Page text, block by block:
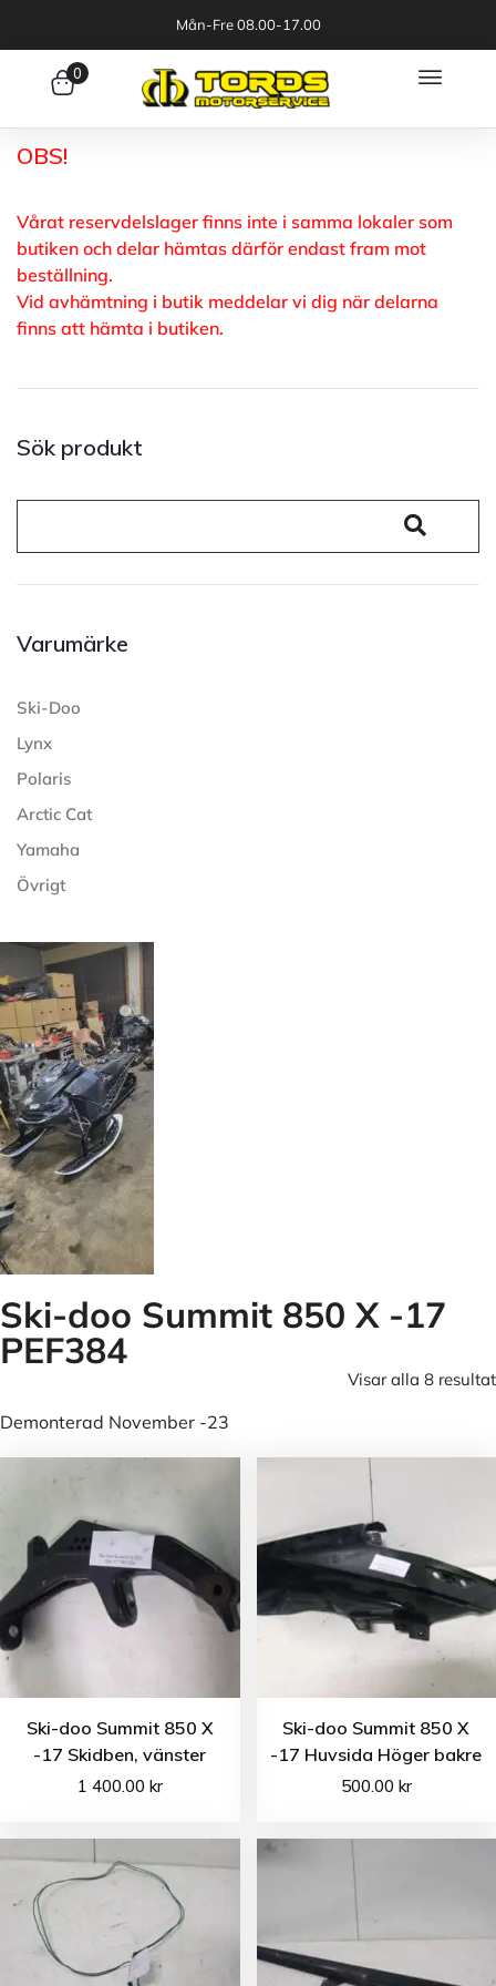
Mån-Fre 08.00-17.00
0
OBS!
Vårat reservdelslager finns inte i samma lokaler som
butiken och delar hämtas därför endast fram mot
beställning.
Vid avhämtning i butik meddelar vi dig när delarna
finns att hämta i butiken.
Sök produkt
Varumärke
Ski-Doo
Lynx
Polaris
Arctic Cat
Yamaha
Övrigt
Ski-doo Summit 850 X -17
PEF384
Visar alla 8 resultat
Demonterad November -23
Ski-doo Summit 850 X
-17 Skidben, vänster
1 400.00 kr
Ski-doo Summit 850 X
-17 Huvsida Höger bakre
500.00 kr